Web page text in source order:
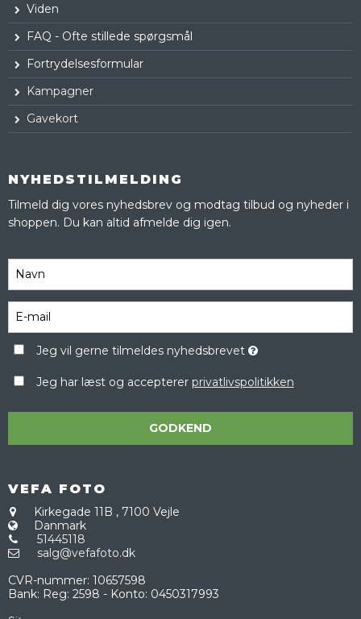
Viden
FAQ - Ofte stillede spørgsmål
Fortrydelsesformular
Kampagner
Gavekort
NYHEDSTILMELDING
Tilmeld dig vores nyhedsbrev og modtag tilbud og nyheder i
shoppen. Du kan altid afmelde dig igen.
Jeg vil gerne tilmeldes nyhedsbrevet
Jeg har læst og accepterer privatlivspolitikken
GODKEND
VEFA FOTO
Kirkegade 11B , 7100 Vejle
Danmark
51445118
salg@vefafoto.dk
CVR-nummer: 10657598
Bank: Reg: 2598 - Konto: 0450317993